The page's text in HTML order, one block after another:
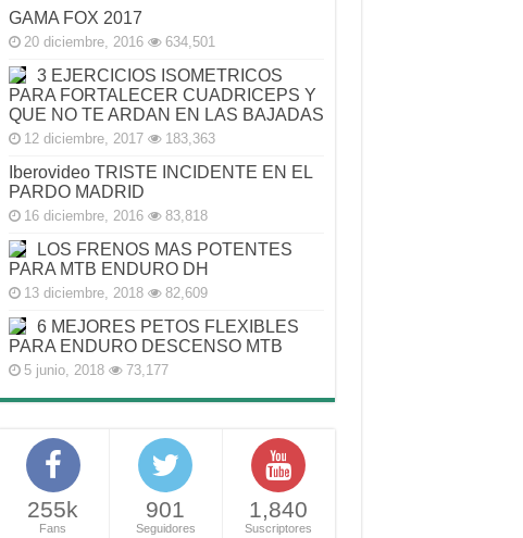
GAMA FOX 2017
20 diciembre, 2016 634,501
3 EJERCICIOS ISOMETRICOS
PARA FORTALECER CUADRICEPS Y
QUE NO TE ARDAN EN LAS BAJADAS
12 diciembre, 2017 183,363
Iberovideo TRISTE INCIDENTE EN EL
PARDO MADRID
16 diciembre, 2016 83,818
LOS FRENOS MAS POTENTES
PARA MTB ENDURO DH
13 diciembre, 2018 82,609
6 MEJORES PETOS FLEXIBLES
PARA ENDURO DESCENSO MTB
5 junio, 2018 73,177
255k
Fans
901
Seguidores
1,840
Suscriptores